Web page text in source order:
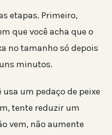
etapas. Primeiro,
que você acha que o
no tamanho só depois
minutos.
usa um pedaço de peixe
tente reduzir um
vem, não aumente